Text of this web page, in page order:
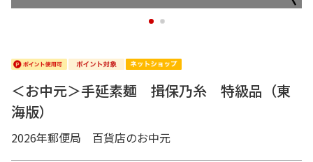
1 2
＜お中元＞手延素麺 揖保乃糸 特級品（東
海版）
2026年郵便局 百貨店のお中元